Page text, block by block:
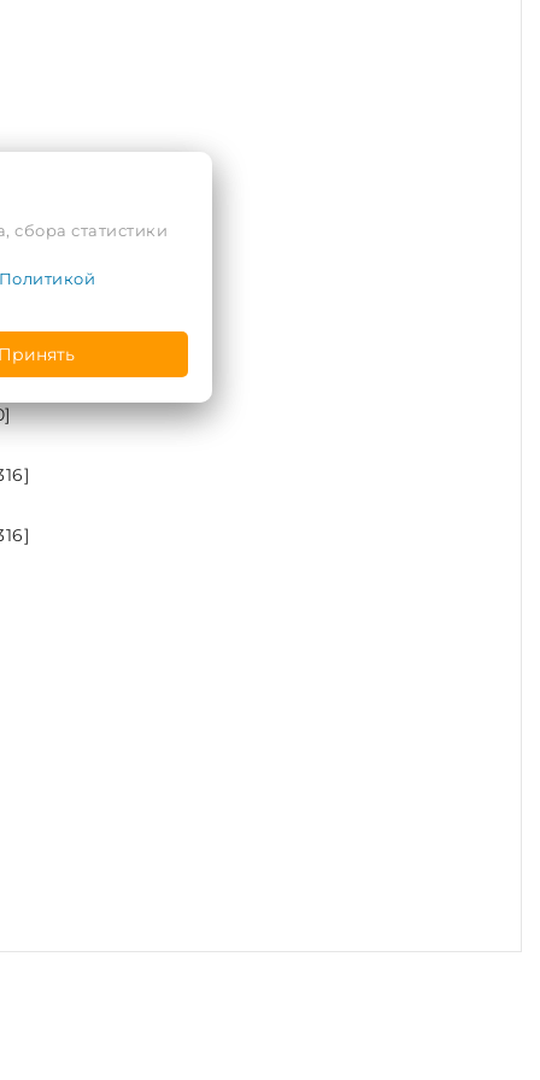
сбора статистики
Политикой
Принять